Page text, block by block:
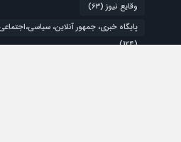
وقایع نیوز (63)
پایگاه خبری، جمهور آنلاین،
(124)